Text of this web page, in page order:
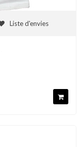
Liste d'envies